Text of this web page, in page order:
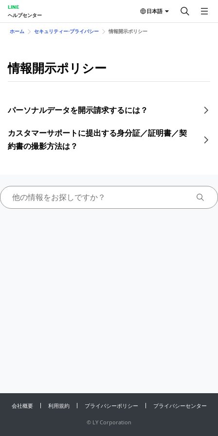
LINE
ヘルプセンター
日本語
ホーム セキュリティー⋅プライバシー 情報開示ポリシー
情報開示ポリシー
パーソナルデータを開示請求するには？
カスタマーサポートに提出する身分証／証明書／契
約書の撮影方法は？
会社概要 利用規約 プライバシーポリシー プライバシーセンター
© LY Corporation